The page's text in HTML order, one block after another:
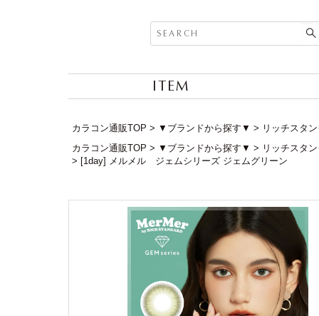
ITEM
カラコン通販TOP ▼ブランドから探す▼
リッチスタ
カラコン通販TOP
▼ブランドから探す▼
リッチスタ
[1day] メルメル ジェムシリーズ ジェムグリーン